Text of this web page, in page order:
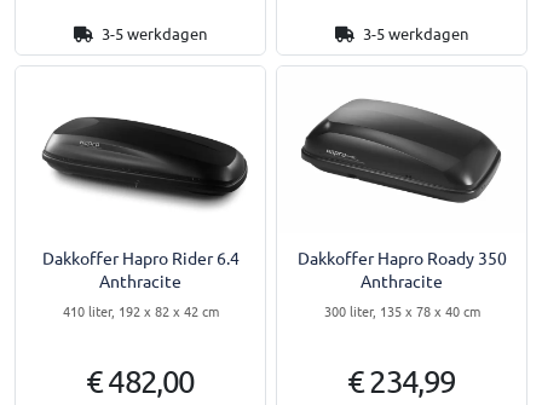
3-5 werkdagen 3-5 werkdagen
Dakkoffer Hapro Rider 6.4
Anthracite
410 liter, 192 x 82 x 42 cm
€ 482,00
Dakkoffer Hapro Roady 350
Anthracite
300 liter, 135 x 78 x 40 cm
€ 234,99